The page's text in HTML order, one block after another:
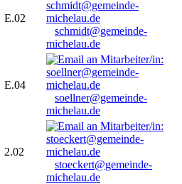
E.02
schmidt@gemeinde-
michelau.de
E.04
soellner@gemeinde-
michelau.de
2.02
stoeckert@gemeinde-
michelau.de